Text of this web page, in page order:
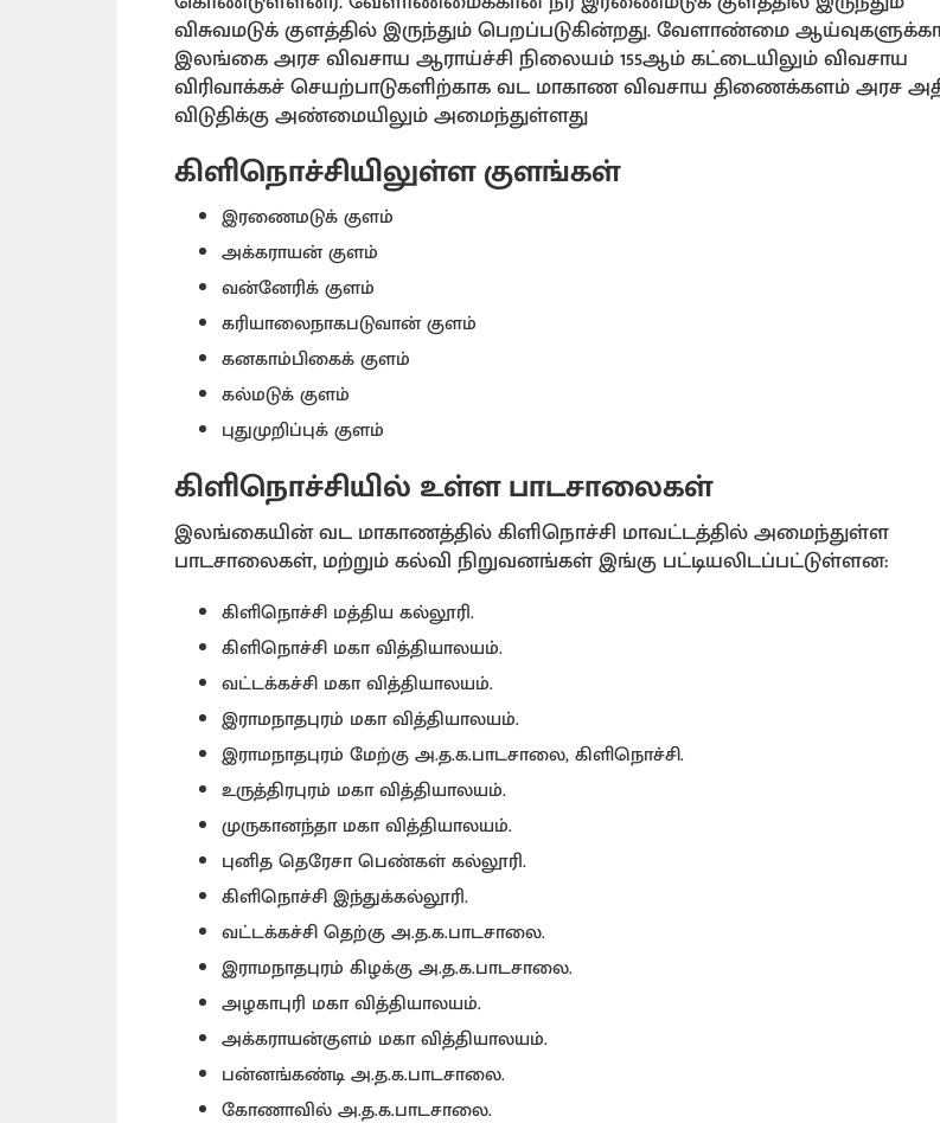
விசுவமடுக் குளத்தில் இருந்தும் பெறப்படுகின்றது. வேளாண்மை
இலங்கை அரச விவசாய ஆராய்ச்சி நிலையம் 155ஆம் கட்டையிலும் விவசாய
விரிவாக்கச் செயற்பாடுகளிற்காக வட மாகாண விவசாய திணைக்களம் அரச
விடுதிக்கு அண்மையிலும் அமைந்துள்ளது
கிளிநொச்சியிலுள்ள குளங்கள்
இரணைமடுக் குளம்
அக்கராயன் குளம்
வன்னேரிக் குளம்
கரியாலைநாகபடுவான் குளம்
கனகாம்பிகைக் குளம்
கல்மடுக் குளம்
புதுமுறிப்புக் குளம்
கிளிநொச்சியில் உள்ள பாடசாலைகள்
இலங்கையின் வட மாகாணத்தில் கிளிநொச்சி மாவட்டத்தில் அமைந்துள்ள
பாடசாலைகள், மற்றும் கல்வி நிறுவனங்கள் இங்கு பட்டியலிடப்பட்டுள்ளன:
கிளிநொச்சி மத்திய கல்லூரி.
கிளிநொச்சி மகா வித்தியாலயம்.
வட்டக்கச்சி மகா வித்தியாலயம்.
இராமநாதபுரம் மகா வித்தியாலயம்.
இராமநாதபுரம் மேற்கு அ.த.க.பாடசாலை, கிளிநொச்சி.
உருத்திரபுரம் மகா வித்தியாலயம்.
முருகானந்தா மகா வித்தியாலயம்.
புனித தெரேசா பெண்கள் கல்லூரி.
கிளிநொச்சி இந்துக்கல்லூரி.
வட்டக்கச்சி தெற்கு அ.த.க.பாடசாலை.
இராமநாதபுரம் கிழக்கு அ.த.க.பாடசாலை.
அழகாபுரி மகா வித்தியாலயம்.
அக்கராயன்குளம் மகா வித்தியாலயம்.
பன்னங்கண்டி அ.த.க.பாடசாலை.
கோணாவில் அ.த.க.பாடசாலை.